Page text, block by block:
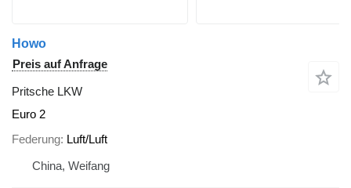
Howo
Preis auf Anfrage
Pritsche LKW
Euro 2
Federung Luft/Luft
China, Weifang